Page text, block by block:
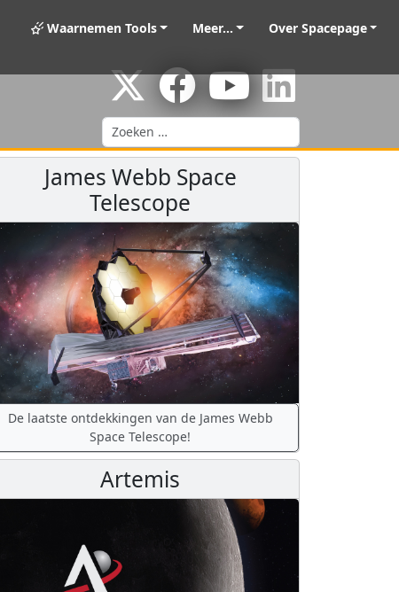
Waarnemen Tools Meer... Over Spacepage
Zoeken
James Webb Space
Telescope
De laatste ontdekkingen van de James Webb
Space Telescope!
Artemis